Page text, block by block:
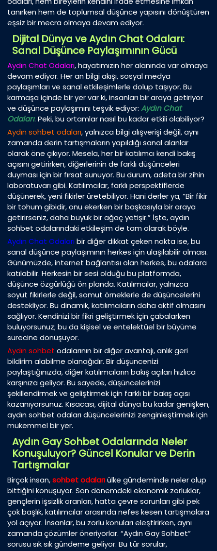
tanırken hem de toplumsal düşünce yapısını dönüştüren
eşsiz bir mecra olmaya devam ediyor.
Dijital Dünya ve Aydın Chat Odaları:
Sanal Düşünce Paylaşımının Gücü
Aydın Chat Odaları, hayatımızın her alanında var olmaya
devam ediyor. Her an bilgi akışı, sosyal medya
paylaşımları ve sanal etkileşimlerle dolup taşıyor. Bu
karmaşa içinde bir yer var ki, insanları bir araya getiriyor
ve düşünce paylaşımını teşvik ediyor: Aydın Chat
Odaları. Peki, bu ortamlar nasıl bu kadar etkili olabiliyor?
Aydın sohbet odaları, yalnızca bilgi alışverişi değil, aynı
zamanda derin tartışmaların yapıldığı sanal alanlar
olarak öne çıkıyor. Mesela, her bir katılımcı kendi bakış
açısını getirirken, diğerlerinin de farklı düşünceleri
duyması için bir fırsat sunuyor. Bu durum, adeta bir zihin
laboratuvarı gibi. Katılımcılar, farklı perspektiflerde
düşünerek, yeni fikirler üretebiliyor. Hani derler ya, “Bir fikir
bir tohum gibidir, onu ekerken bir başkasıyla bir araya
getirirseniz, daha büyük bir ağaç yetişir.” İşte, aydın
sohbet odalarındaki etkileşim de tam olarak böyle.
Aydın Chat Odaları bir diğer dikkat çeken nokta ise, bu
sanal düşünce paylaşımının herkes için ulaşılabilir olması.
Günümüzde, internet bağlantısı olan herkes, bu odalara
katılabilir. Herkesin bir sesi olduğu bu platformda,
düşünce özgürlüğü ön planda. Katılımcılar, yalnızca
soyut fikirlerle değil, somut örneklerle de düşüncelerini
destekliyor. Bu dinamik, katılımcıların daha aktif olmasını
sağlıyor. Kendinizi bir fikri geliştirmek için çabalarken
buluyorsunuz; bu da kişisel ve entelektüel bir büyüme
sürecine dönüşüyor.
Aydın sohbet odalarının bir diğer avantajı, anlık geri
bildirim alabilme olanağıdır. Bir düşüncenizi
paylaştığınızda, diğer katılımcıların bakış açıları hızlıca
karşınıza geliyor. Bu sayede, düşüncelerinizi
şekillendirmek ve geliştirmek için farklı bir bakış açısı
kazanıyorsunuz. Kısacası, dijital dünya bu kadar genişken,
aydın sohbet odaları düşüncelerinizi zenginleştirmek için
mükemmel bir yer.
Aydın Gay Sohbet Odalarında Neler
Konuşuluyor? Güncel Konular ve Derin
Tartışmalar
Birçok insan,sohbet odalarıülke gündeminde neler olup
bittiğini konuşuyor. Son dönemdeki ekonomik zorluklar,
gençlerin işsizlik oranları, hatta çevre sorunları gibi pek
çok başlık, katılımcılar arasında nefes kesen tartışmalara
yol açıyor. İnsanlar, bu zorlu konuları eleştirirken, aynı
zamanda çözümler öneriyorlar. “Aydın Gay Sohbet”
sorusu sık sık gündeme geliyor. Bu tür sorular,